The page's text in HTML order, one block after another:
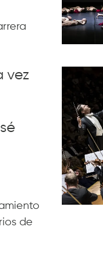
vez
de